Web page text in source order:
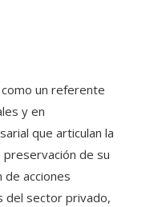
un referente
y en
que articulan la
de su
de acciones
del sector privado,